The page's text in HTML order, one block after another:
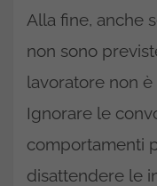
Alla fine, anche
non sono
lavoratore non
Ignorare le
comportamenti
disattendere le